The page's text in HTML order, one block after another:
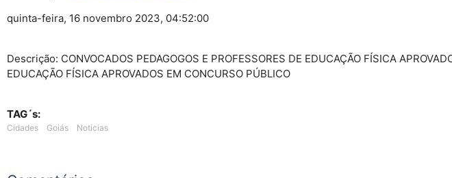
quinta-feira, 16 novembro 2023, 04:52:00
Descrição: CONVOCADOS PEDAGOGOS E PROFESSORES DE EDUCAÇÃO FÍSICA
EDUCAÇÃO FÍSICA APROVADOS EM CONCURSO PÚBLICO
TAG´s:
Cidades Goiás Notícias